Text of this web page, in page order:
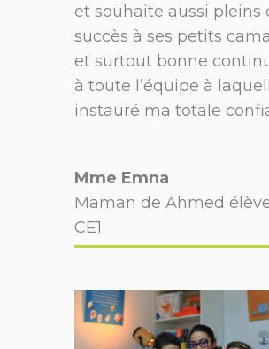
et souhaite aussi pleins
succès à ses petits
et surtout bonne
à toute l’équipe à
instauré ma totale
Mme Emna
Maman de Ahmed
CE1